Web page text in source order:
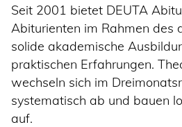
Seit 2001 bietet DEUTA
Abiturienten im Rahmen des
solide akademische
praktischen Erfahrungen.
wechseln sich im
systematisch ab und bauen
auf.